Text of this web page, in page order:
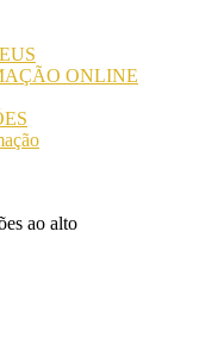
ONLINE
ao alto